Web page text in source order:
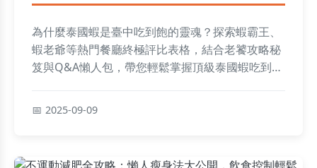
為什麼泰國蝦是臺中吃到飽的靈魂？探索蝦霸王、
蝦老爺等熱門餐廳終極評比表格，結合老饕攻略秘
笈與Q&A懶人包，帶您輕鬆掌握頂級泰國蝦吃到飽
2025-09-09